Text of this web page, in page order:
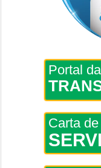
Portal da
Carta de